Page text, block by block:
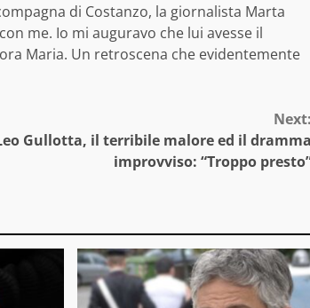
di Costanzo, la giornalista Marta
me. Io mi auguravo che lui avesse il
Maria. Un retroscena che evidentemente
Gullotta, il terribile malore ed il
improvviso: “Troppo